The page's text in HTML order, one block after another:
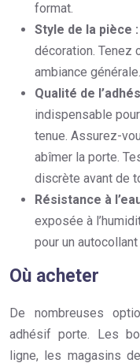
format.
Style de la pièce :
décoration. Tenez
ambiance générale.
Qualité de
indispensable
tenue. Assurez-
abîmer la porte.
discrète avant de
Résistance à
exposée à
pour un autocollant
Où acheter
De nombreuses
adhésif porte. Les
ligne, les magasins